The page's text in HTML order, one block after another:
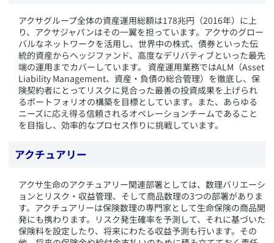
​アクサグループ全体の資産運用総額は178兆円（2016年）に上
り、アクサジャパンはその一翼を担っています。アクサのグロー
バルなネットワークを活用し、世界中の株式、債券といった伝
統的資産からヘッジファンド、高度なデリバティブといった最先
端の運用までカバーしています。 資産運用業務ではALM（Asset
Liability Management、資産・負債の総合管理）を徹底し、保
険契約者にとってリスクに見合った最善の投資成果を上げられ
るポートフォリオの構築を目標としています。また、あらゆる
ニーズに応え得る信頼されるオペレーションチームであること
を目指し、効率的なプロセス作りに挑戦しています。
アクチュアリー
​アクサ生命のアクチュアリー関連部署としては、数理バリエーシ
ョンとリスク・収益管理、そして商品数理の3つの部署がありま
す。アクチュアリーは保険数理の専門家として生命保険の商品開
発にも携わります。リスク発生確率を予測して、それに基づいた
保険料を設定したり、将来にわたる収益予測も行います。その